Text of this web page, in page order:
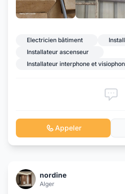
Electricien bâtiment
Installateur ascenseur
Installateur interphone et
Appeler
nordine
Alger